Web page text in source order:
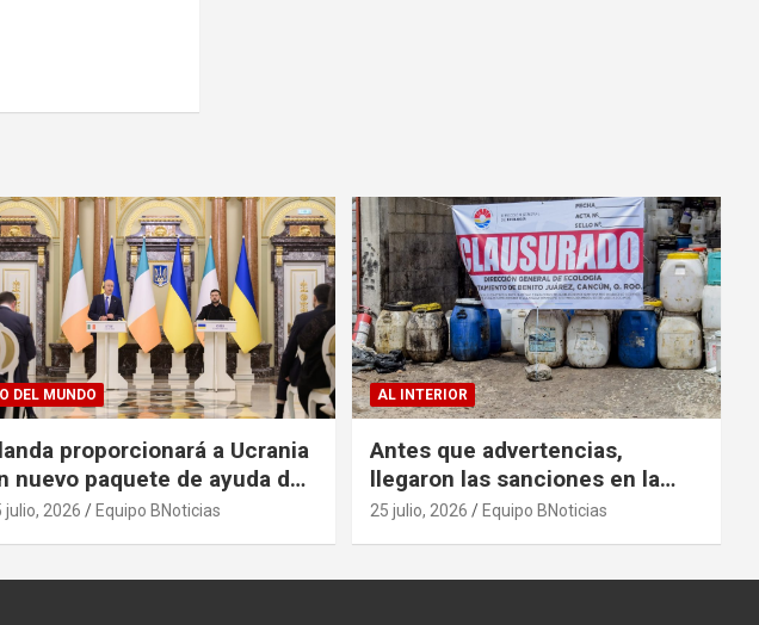
DEL MUNDO
proporcionará a Ucrania
nuevo paquete de ayuda de
millones de euros
julio, 2026 Equipo BNoticias
AL INTERIOR
Antes que advertencias,
llegaron las sanciones en la
colonia El Milagro
25 julio, 2026 Equipo BNoticias